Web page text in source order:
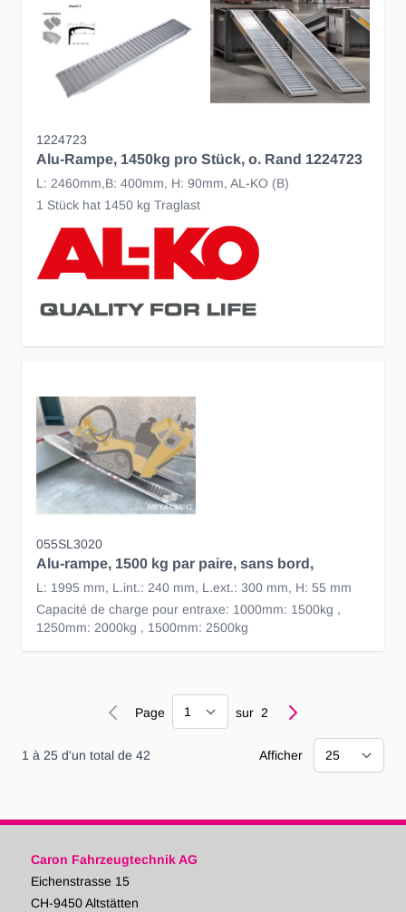
1224723
Alu-Rampe, 1450kg pro Stück, o. Rand 1224723
L: 2460mm,B: 400mm, H: 90mm, AL-KO (B)
1 Stück hat 1450 kg Traglast
055SL3020
Alu-rampe, 1500 kg par paire, sans bord,
L: 1995 mm, L.int.: 240 mm, L.ext.: 300 mm, H: 55 mm
Capacité de charge pour entraxe: 1000mm: 1500kg ,
1250mm: 2000kg , 1500mm: 2500kg
1 à 25 d'un total de 42
Page sur Page
2
Afficher
Caron Fahrzeugtechnik AG
Eichenstrasse 15
CH-9450 Altstätten